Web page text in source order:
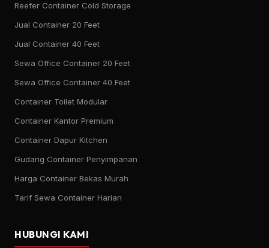
Reefer Container Cold Storage
Jual Container 20 Feet
Jual Container 40 Feet
Sewa Office Container 20 Feet
Sewa Office Container 40 Feet
Container Toilet Modular
Container Kantor Premium
Container Dapur Kitchen
Gudang Container Penyimpanan
Harga Container Bekas Murah
Tarif Sewa Container Harian
HUBUNGI KAMI